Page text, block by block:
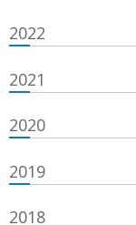
2022
2021
2020
2019
2018